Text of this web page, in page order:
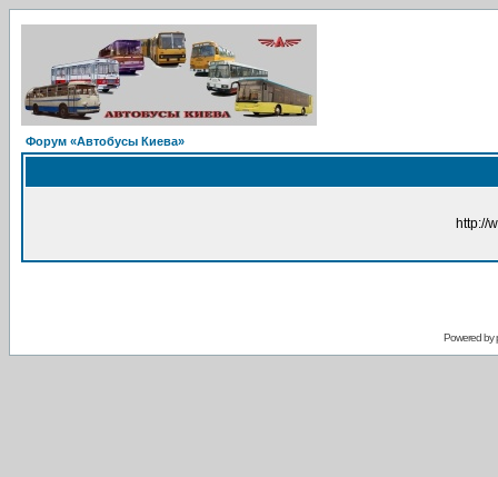
Форум «Автобусы Киева»
http://
Powered by